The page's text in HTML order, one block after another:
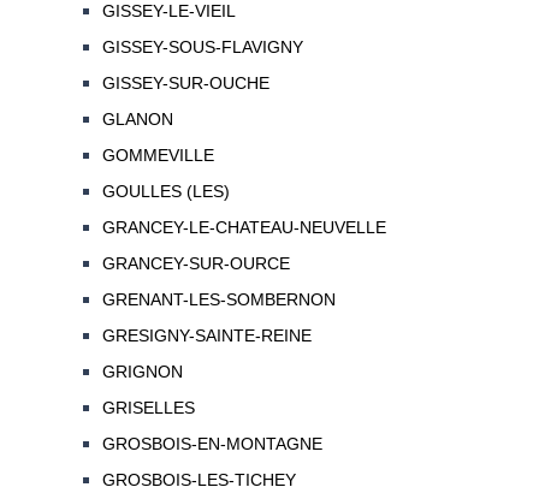
GISSEY-LE-VIEIL
GISSEY-SOUS-FLAVIGNY
GISSEY-SUR-OUCHE
GLANON
GOMMEVILLE
GOULLES (LES)
GRANCEY-LE-CHATEAU-NEUVELLE
GRANCEY-SUR-OURCE
GRENANT-LES-SOMBERNON
GRESIGNY-SAINTE-REINE
GRIGNON
GRISELLES
GROSBOIS-EN-MONTAGNE
GROSBOIS-LES-TICHEY